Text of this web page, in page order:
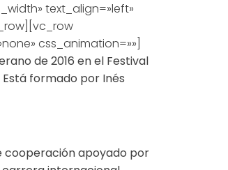
text_align=»left»
css_animation=»»]
de 2016 en el Festival
Está formado por Inés
cooperación apoyado por